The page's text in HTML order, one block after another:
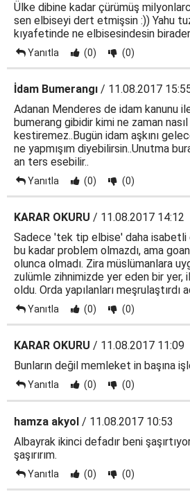
Ülke dibine kadar çürümüş
sen elbiseyi dert etmişsin :)) Yahu
kıyafetinde ne elbisesindesin
Yanıtla (0) (0)
İdam Bumerangı / 11.08.2017
Adanan Menderes de idam kanunu
bumerang gibidir kimi ne zaman
kestiremez..Bugün idam aşkını
ne yapmışım diyebilirsin..Unutma
an ters esebilir..
Yanıtla (0) (0)
KARAR OKURU / 11.08.2017 14:12
Sadece 'tek tip elbise' daha isabetli
bu kadar problem olmazdı, ama
olunca olmadı. Zira müslümanlara
zulümle zihnimizde yer eden bir yer,
oldu. Orda yapılanları meşrulaştırdı
Yanıtla (0) (0)
KARAR OKURU / 11.08.2017 11:09
Bunların değil memleket in başına
Yanıtla (0) (0)
hamza akyol / 11.08.2017 10:53
Albayrak ikinci defadır beni
şaşırırım.
Yanıtla (0) (0)